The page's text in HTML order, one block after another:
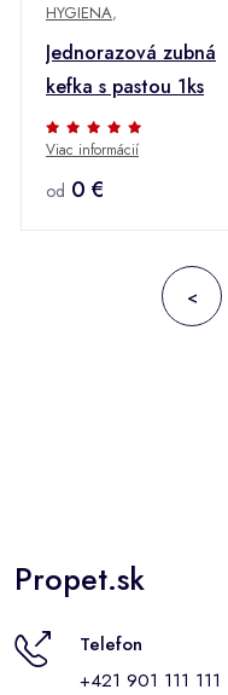
HYGIENA,
Jednorazová zubná
kefka s pastou 1ks
Viac informácií
od 0 €
<
Propet.sk
Telefon
+421 901 111 111